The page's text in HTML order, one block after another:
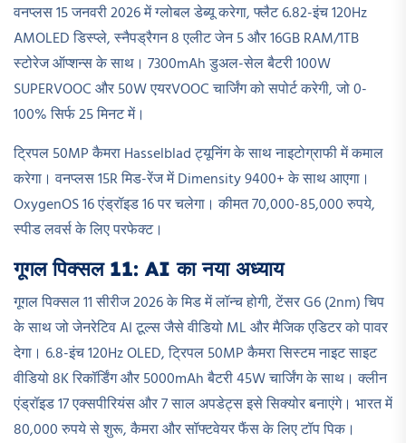
वनप्लस 15 जनवरी 2026 में ग्लोबल डेब्यू करेगा, फ्लैट 6.82-इंच 120Hz
AMOLED डिस्प्ले, स्नैपड्रैगन 8 एलीट जेन 5 और 16GB RAM/1TB
स्टोरेज ऑप्शन्स के साथ। 7300mAh डुअल-सेल बैटरी 100W
SUPERVOOC और 50W एयरVOOC चार्जिंग को सपोर्ट करेगी, जो 0-
100% सिर्फ 25 मिनट में।
ट्रिपल 50MP कैमरा Hasselblad ट्यूनिंग के साथ नाइटोग्राफी में कमाल
करेगा। वनप्लस 15R मिड-रेंज में Dimensity 9400+ के साथ आएगा।
OxygenOS 16 एंड्रॉइड 16 पर चलेगा। कीमत 70,000-85,000 रुपये,
स्पीड लवर्स के लिए परफेक्ट।​
गूगल पिक्सल 11: AI का नया अध्याय
गूगल पिक्सल 11 सीरीज 2026 के मिड में लॉन्च होगी, टेंसर G6 (2nm) चिप
के साथ जो जेनरेटिव AI टूल्स जैसे वीडियो ML और मैजिक एडिटर को पावर
देगा। 6.8-इंच 120Hz OLED, ट्रिपल 50MP कैमरा सिस्टम नाइट साइट
वीडियो 8K रिकॉर्डिंग और 5000mAh बैटरी 45W चार्जिंग के साथ। क्लीन
एंड्रॉइड 17 एक्सपीरियंस और 7 साल अपडेट्स इसे सिक्योर बनाएंगे। भारत में
80,000 रुपये से शुरू, कैमरा और सॉफ्टवेयर फैंस के लिए टॉप पिक।